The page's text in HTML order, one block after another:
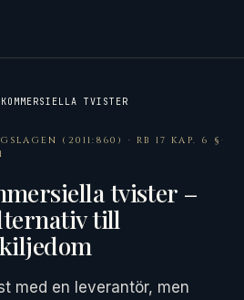
TVISTER
(2011:860) · RB 17 KAP. 6 § ·
tvister –
till
med en leverantör, men